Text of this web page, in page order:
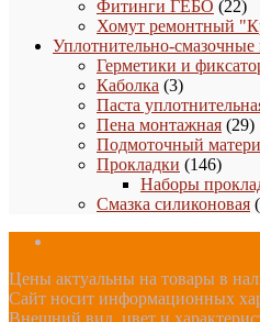
Фитинги ГЕБО 2222
Хомут ремонтный
Уплотнительно-смазочные
Герметики и
Каболка 33
товара
Паста
Пена монтажная 2929
Подмоточный
Прокладки 146146
Наборы
Смазка силиконовая
Цены актуальны на товары в
Сайт носит информационных
Внешний вид, цвет и